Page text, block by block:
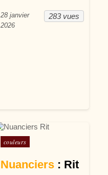
283 vues
28 janvier
2026
Posté dans
couleurs
Nuanciers: Rit